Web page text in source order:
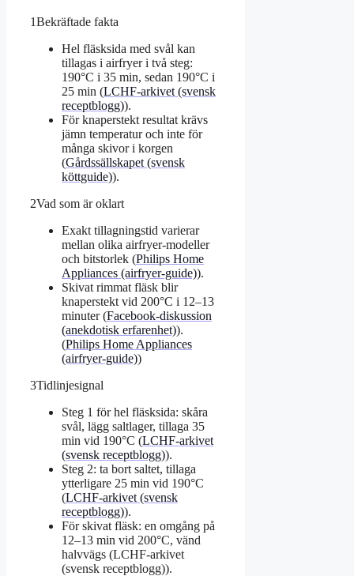
1Bekräftade fakta
Hel fläsksida med svål kan
tillagas i airfryer i två steg:
190°C i 35 min, sedan 190°C i
25 min (LCHF-arkivet (svensk
receptblogg)).
För knaperstekt resultat krävs
jämn temperatur och inte för
många skivor i korgen
(Gårdssällskapet (svensk
köttguide)).
2Vad som är oklart
Exakt tillagningstid varierar
mellan olika airfryer-modeller
och bitstorlek (Philips Home
Appliances (airfryer-guide)).
Skivat rimmat fläsk blir
knaperstekt vid 200°C i 12–13
minuter (Facebook-diskussion
(anekdotisk erfarenhet)).
(Philips Home Appliances
(airfryer-guide))
3Tidlinjesignal
Steg 1 för hel fläsksida: skåra
svål, lägg saltlager, tillaga 35
min vid 190°C (LCHF-arkivet
(svensk receptblogg)).
Steg 2: ta bort saltet, tillaga
ytterligare 25 min vid 190°C
(LCHF-arkivet (svensk
receptblogg)).
För skivat fläsk: en omgång på
12–13 min vid 200°C, vänd
halvvägs (LCHF-arkivet
(svensk receptblogg)).